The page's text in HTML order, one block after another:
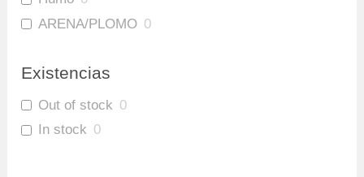
ARENA/PLOMO 0
Existencias
Out of stock 0
In stock 0